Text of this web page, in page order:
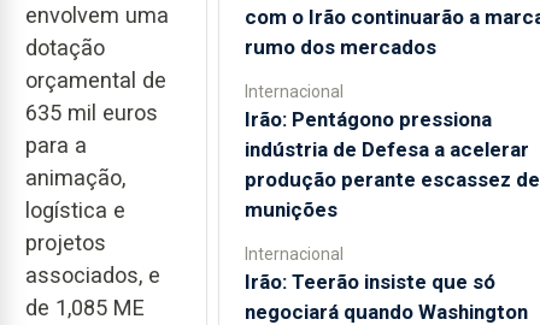
envolvem uma
dotação
orçamental de
635 mil euros
para a
animação,
logística e
projetos
associados, e
de 1,085 ME
com o Irão continuarão a
rumo dos mercados
Internacional
Irão: Pentágono pressiona
indústria de Defesa a acelerar
produção perante escassez de
munições
Internacional
Irão: Teerão insiste que só
negociará quando Washington